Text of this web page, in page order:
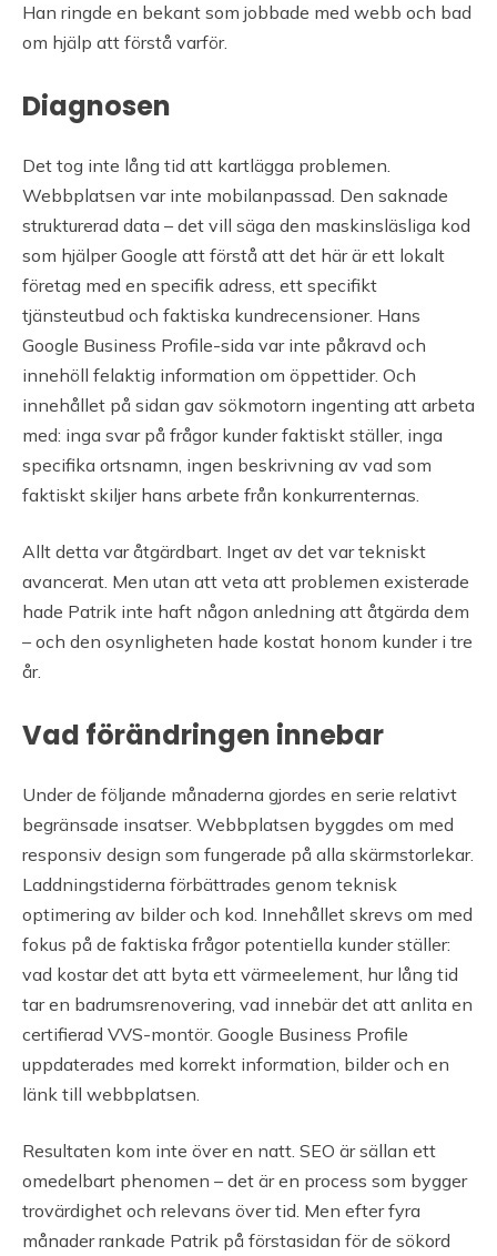
Han ringde en bekant som jobbade med webb och bad
om hjälp att förstå varför.
Diagnosen
Det tog inte lång tid att kartlägga problemen.
Webbplatsen var inte mobilanpassad. Den saknade
strukturerad data – det vill säga den maskinsläsliga kod
som hjälper Google att förstå att det här är ett lokalt
företag med en specifik adress, ett specifikt
tjänsteutbud och faktiska kundrecensioner. Hans
Google Business Profile-sida var inte påkravd och
innehöll felaktig information om öppettider. Och
innehållet på sidan gav sökmotorn ingenting att arbeta
med: inga svar på frågor kunder faktiskt ställer, inga
specifika ortsnamn, ingen beskrivning av vad som
faktiskt skiljer hans arbete från konkurrenternas.
Allt detta var åtgärdbart. Inget av det var tekniskt
avancerat. Men utan att veta att problemen existerade
hade Patrik inte haft någon anledning att åtgärda dem
– och den osynligheten hade kostat honom kunder i tre
år.
Vad förändringen innebar
Under de följande månaderna gjordes en serie relativt
begränsade insatser. Webbplatsen byggdes om med
responsiv design som fungerade på alla skärmstorlekar.
Laddningstiderna förbättrades genom teknisk
optimering av bilder och kod. Innehållet skrevs om med
fokus på de faktiska frågor potentiella kunder ställer:
vad kostar det att byta ett värmeelement, hur lång tid
tar en badrumsrenovering, vad innebär det att anlita en
certifierad VVS-montör. Google Business Profile
uppdaterades med korrekt information, bilder och en
länk till webbplatsen.
Resultaten kom inte över en natt. SEO är sällan ett
omedelbart phenomen – det är en process som bygger
trovärdighet och relevans över tid. Men efter fyra
månader rankade Patrik på förstasidan för de sökord